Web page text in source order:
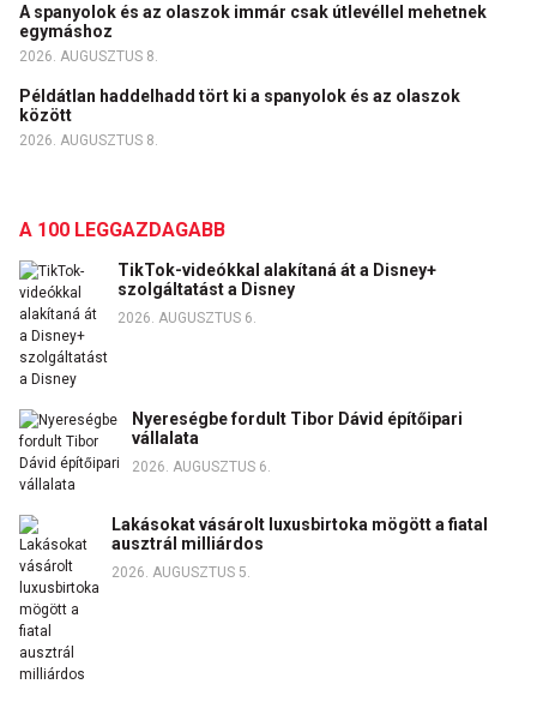
A spanyolok és az olaszok immár csak útlevéllel mehetnek
egymáshoz
2026. AUGUSZTUS 8.
Példátlan haddelhadd tört ki a spanyolok és az olaszok
között
2026. AUGUSZTUS 8.
A 100 LEGGAZDAGABB
TikTok-videókkal alakítaná át a Disney+
szolgáltatást a Disney
2026. AUGUSZTUS 6.
Nyereségbe fordult Tibor Dávid építőipari
vállalata
2026. AUGUSZTUS 6.
Lakásokat vásárolt luxusbirtoka mögött a fiatal
ausztrál milliárdos
2026. AUGUSZTUS 5.